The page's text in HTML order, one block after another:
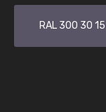
RAL 300 30 15